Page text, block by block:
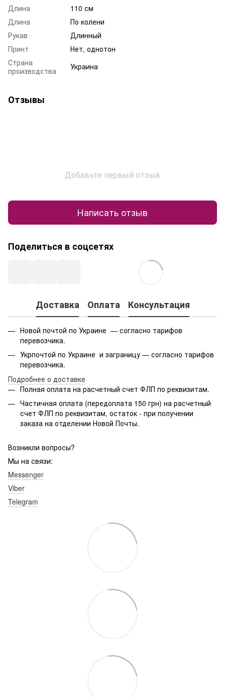
Длина
110 см
Длина
По колени
Рукав
Длинный
Принт
Нет, однотон
Страна
производства
Украина
Отзывы
Добавьте первый отзыв
Написать отзыв
Поделиться в соцсетях
Доставка Оплата Консультация
Новой почтой по Украине — согласно тарифов
перевозчика.
Укрпочтой по Украине и заграницу — согласно тарифов
перевозчика.
Подробнее о доставке
Полная оплата на расчетный счет ФЛП по реквизитам.
Частичная оплата (передоплата 150 грн) на расчетный
счет ФЛП по реквизитам, остаток - при получении
заказа на отделении Новой Почты.
Возникли вопросы?
Мы на связи:
Messenger
Viber
Telegram